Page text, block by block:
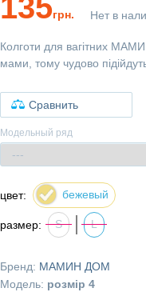
135грн. Нет в
Колготи для вагітних
мами, тому чудово підійдуть
Сравнить
Модельный ряд
цвет: бежевый
размер: S L
Бренд: МАМИН ДОМ
Модель: розмір 4